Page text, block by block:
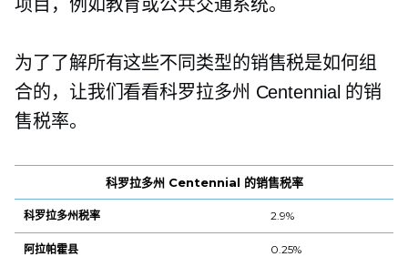
项目，例如教育或公共交通系统。
为了了解所有这些不同类型的销售税是如何组
合的，让我们看看科罗拉多州 Centennial 的销
售税率。
科罗拉多州 Centennial 的销售税率
科罗拉多州税率 2.9%
阿拉帕霍县 0.25%